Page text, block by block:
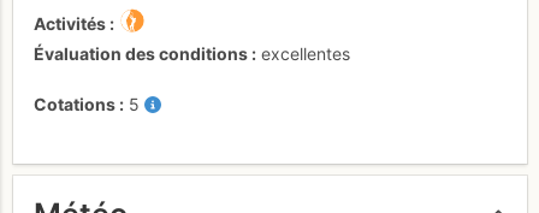
Activités
Évaluation des conditions
excellentes
Cotations 5